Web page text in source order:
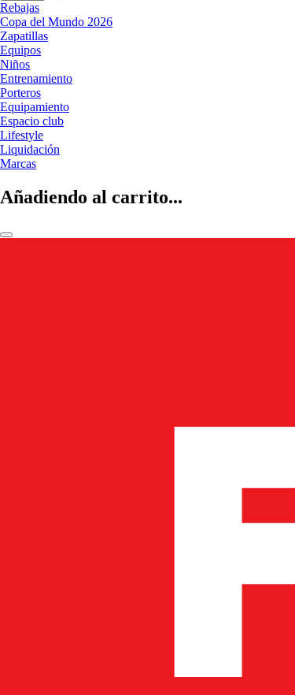
Rebajas
Copa del Mundo 2026
Zapatillas
Equipos
Niños
Entrenamiento
Porteros
Equipamiento
Espacio club
Lifestyle
Liquidación
Marcas
Añadiendo al carrito...